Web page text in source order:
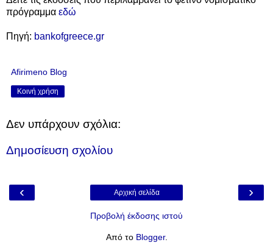
πρόγραμμα εδώ
Πηγή: bankofgreece.gr
Afirimeno Blog
Κοινή χρήση
Δεν υπάρχουν σχόλια:
Δημοσίευση σχολίου
‹ ›
Αρχική σελίδα
Προβολή έκδοσης ιστού
Από το Blogger.